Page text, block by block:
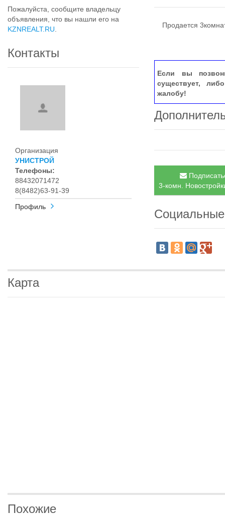
Пожалуйста, сообщите владельцу
объявления, что вы нашли его на
KZNREALT.RU
Контакты
Организация
УНИСТРОЙ
Телефоны:
88432071472
8(8482)63-91-39
Профиль
Продается
Если вы
существует,
жалобу!
3-комн.
Карта
Похожие